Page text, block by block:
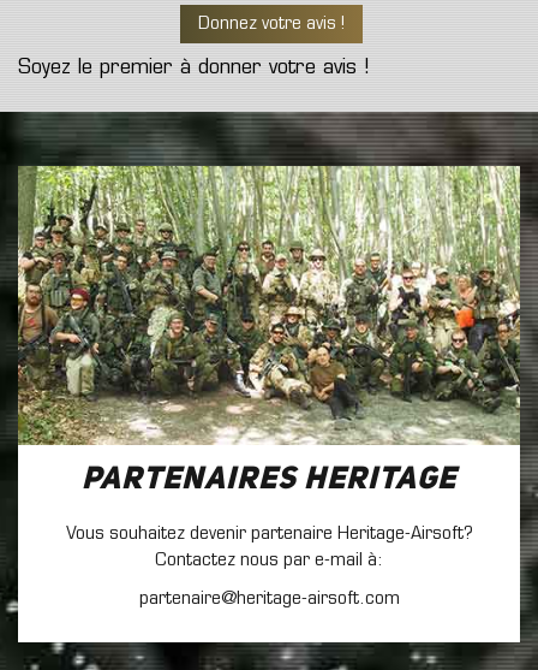
Donnez votre avis !
Soyez le premier à donner votre avis !
Partenaires Heritage
Vous souhaitez devenir partenaire Heritage-Airsoft?
Contactez nous par e-mail à:
partenaire@heritage-airsoft.com